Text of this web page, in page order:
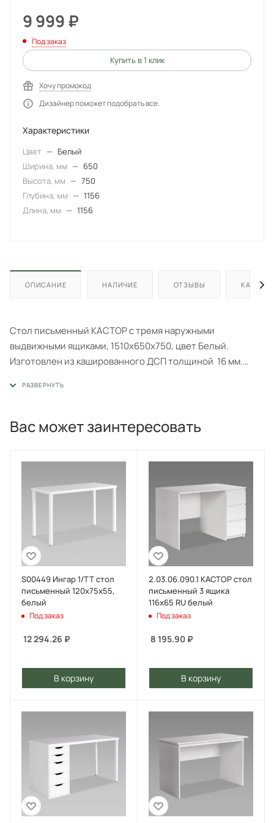
9 999₽
Под заказ
Купить в 1 клик
Хочу промокод
Дизайнер поможет подобрать все.
Характеристики
Цвет — Белый
Ширина, мм — 650
Высота, мм — 750
Глубина, мм — 1156
Длина, мм — 1156
ОПИСАНИЕ НАЛИЧИЕ ОТЗЫВЫ КАК
Стол письменный КАСТОР с тремя наружными
выдвижными ящиками, 1510х650х750, цвет Белый.
Изготовлен из кашированного ДСП толщиной 16 мм.
Вас может заинтересовать
S00449 Ингар 1/ТТ стол
письменный 120x75x55,
белый
Под заказ
12 294.26 ₽
В корзину
2.03.06.090.1 КАСТОР стол
письменный 3 ящика
116х65 RU белый
Под заказ
8 195.90 ₽
В корзину